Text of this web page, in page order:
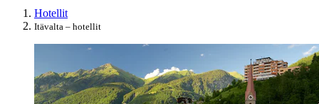
Hotellit
Itävalta – hotellit